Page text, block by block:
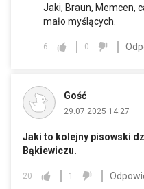
Jaki, Braun, Memcen,
mało myślących.
6 0
Gość
29.07.2025 14:27
Jaki to kolejny pisowski
Bąkiewiczu.
20 1